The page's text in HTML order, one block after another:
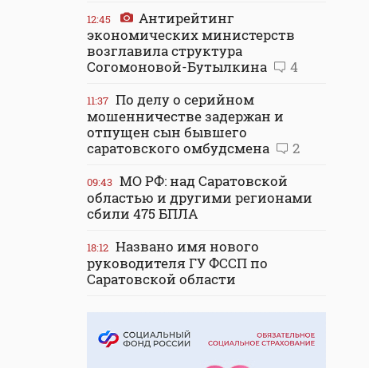
12:45
Антирейтинг
экономических министерств
возглавила структура
Согомоновой-Бутылкина
4
11:37 По делу о серийном
мошенничестве задержан и
отпущен сын бывшего
саратовского омбудсмена
2
09:43 МО РФ: над Саратовской
областью и другими регионами
сбили 475 БПЛА
18:12 Названо имя нового
руководителя ГУ ФССП по
Саратовской области